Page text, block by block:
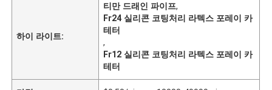
하이 라이트:
티만 드래인 파이프,
Fr24 실리콘 코팅처리 라텍스 포레이 카
테터
,
Fr12 실리콘 코팅처리 라텍스 포레이 카
테터